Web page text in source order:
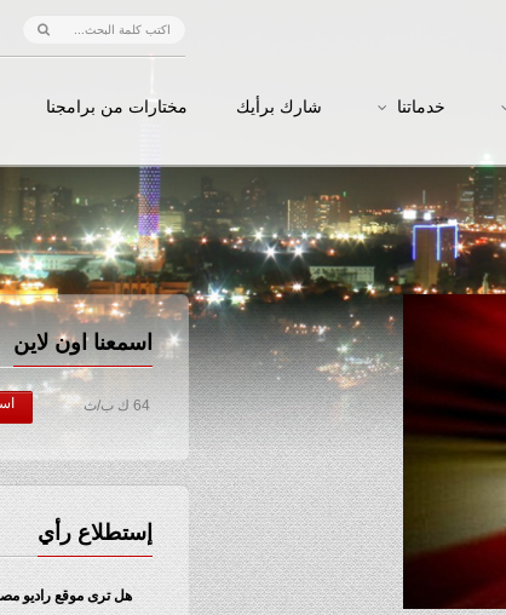
خدماتنا شارك برأيك مختارات من برامجنا
اسمعنا اون لاين
64 ك ب/ث
إستطلاع رأي
هل ترى موقع راديو